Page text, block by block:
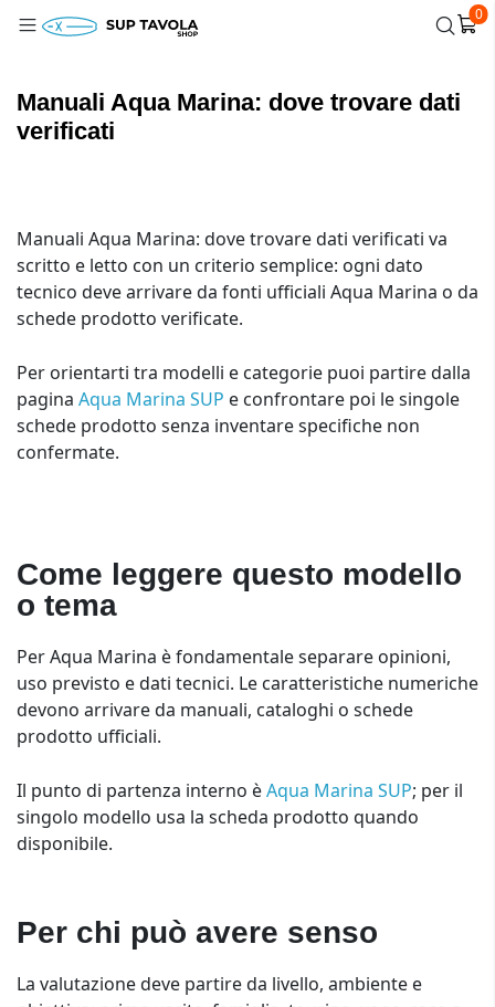
0
Manuali Aqua Marina: dove trovare dati
verificati
Manuali Aqua Marina: dove trovare dati verificati va
scritto e letto con un criterio semplice: ogni dato
tecnico deve arrivare da fonti ufficiali Aqua Marina o da
schede prodotto verificate.
Per orientarti tra modelli e categorie puoi partire dalla
pagina Aqua Marina SUP e confrontare poi le singole
schede prodotto senza inventare specifiche non
confermate.
Come leggere questo modello
o tema
Per Aqua Marina è fondamentale separare opinioni,
uso previsto e dati tecnici. Le caratteristiche numeriche
devono arrivare da manuali, cataloghi o schede
prodotto ufficiali.
Il punto di partenza interno èAqua Marina SUP; per il
singolo modello usa la scheda prodotto quando
disponibile.
Per chi può avere senso
La valutazione deve partire da livello, ambiente e